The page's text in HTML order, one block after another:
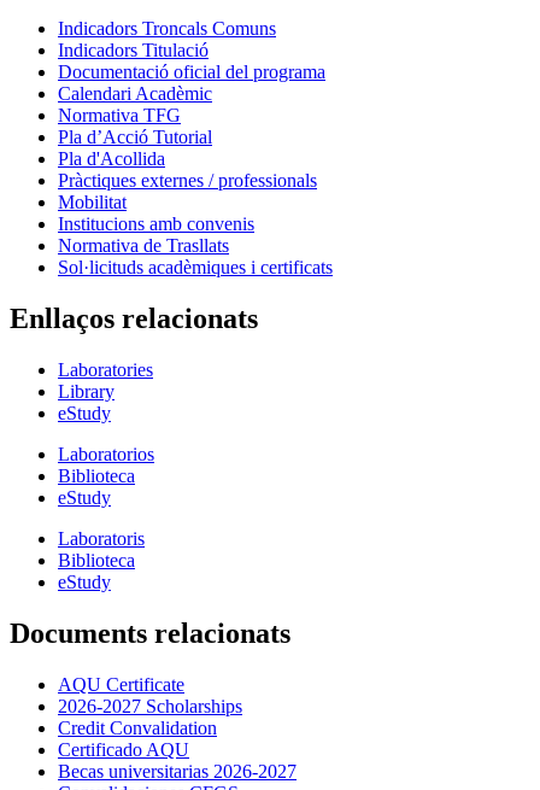
Indicadors Troncals Comuns
Indicadors Titulació
Documentació oficial del programa
Calendari Acadèmic
Normativa TFG
Pla d’Acció Tutorial
Pla d'Acollida
Pràctiques externes / professionals
Mobilitat
Institucions amb convenis
Normativa de Trasllats
Sol·licituds acadèmiques i certificats
Enllaços relacionats
Laboratories
Library
eStudy
Laboratorios
Biblioteca
eStudy
Laboratoris
Biblioteca
eStudy
Documents relacionats
AQU Certificate
2026-2027 Scholarships
Credit Convalidation
Certificado AQU
Becas universitarias 2026-2027